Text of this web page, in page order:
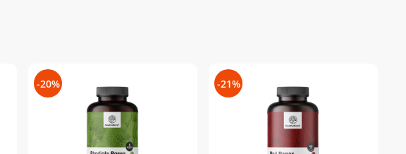
-20% -21%